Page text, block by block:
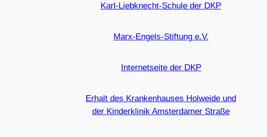
Karl-Liebknecht-Schule der DKP
Marx-Engels-Stiftung e.V.
Internetseite der DKP
Erhalt des Krankenhauses Holweide und
der Kinderklinik Amsterdamer Straße